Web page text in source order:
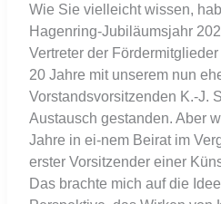
Wie Sie vielleicht wissen,
Hagenring-Jubiläumsjahr
Vertreter der
20 Jahre mit unserem nun
Vorstandsvorsitzenden K.-J.
Austausch gestanden. Aber
Jahre in ei-nem Beirat im
erster Vorsitzender einer
Das brachte mich auf die